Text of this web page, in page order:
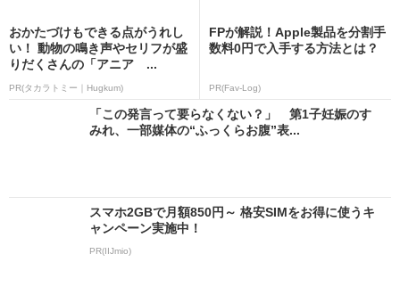
おかたづけもできる点がうれし
い！ 動物の鳴き声やセリフが盛
りだくさんの「アニア ...
PR(タカラトミー｜Hugkum)
FPが解説！Apple製品を分割手
数料0円で入手する方法とは？
PR(Fav-Log)
「この発言って要らなくない？」 第1子妊娠のす
みれ、一部媒体の“ふっくらお腹”表...
スマホ2GBで月額850円～ 格安SIMをお得に使うキ
ャンペーン実施中！
PR(IIJmio)